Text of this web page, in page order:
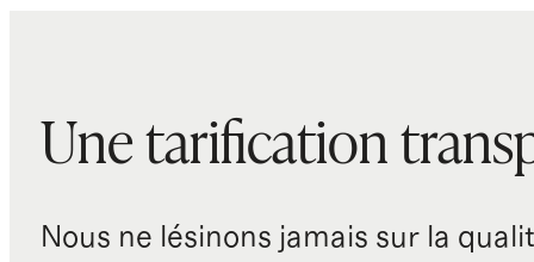
Une tarification
Nous ne lésinons jamais sur la